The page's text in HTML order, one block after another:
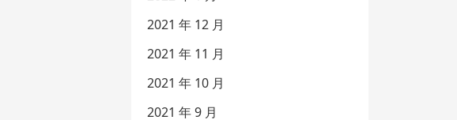
2021 年 12 月
2021 年 11 月
2021 年 10 月
2021 年 9 月